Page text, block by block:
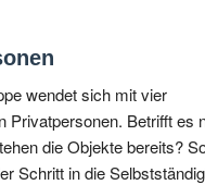
wendet sich mit vier
Privatpersonen. Betrifft es
die Objekte bereits?
Schritt in die